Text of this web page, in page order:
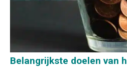
Belangrijkste doelen van